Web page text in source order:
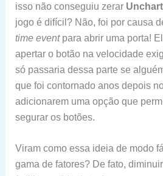
isso não conseguiu zerar
jogo é difícil? Não, foi por causa
time eventpara abrir uma porta!
apertar o botão na velocidade
só passaria dessa parte se
que foi contornado anos depois
adicionarem uma opção que
segurar os botões.
Viram como essa ideia de modo
gama de fatores? De fato,